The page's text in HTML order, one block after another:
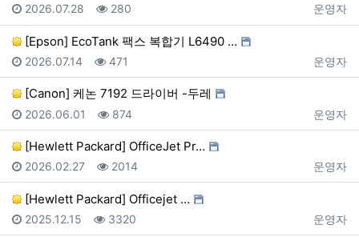
등록자
운영자
등록일
2026.07.28 조회
280
[Epson] EcoTank 팩스 복합기 L6490 …
등록자
운영자
등록일
2026.07.14 조회
471
[Canon] 케논 7192 드라이버 -두레
등록자
운영자
등록일
2026.06.01 조회
874
[Hewlett Packard] OfficeJet Pr…
등록자
운영자
등록일
2026.02.27 조회
2014
[​Hewlett ​Packard] Officejet …
등록자
운영자
등록일
2025.12.15 조회
3320